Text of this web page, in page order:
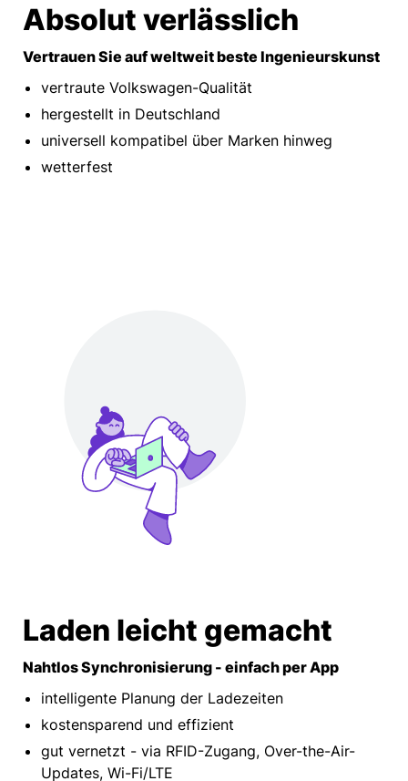
Absolut verlässlich
Vertrauen Sie auf weltweit beste Ingenieurskunst
vertraute Volkswagen-Qualität
hergestellt in Deutschland
universell kompatibel über Marken hinweg
wetterfest
Laden leicht gemacht
Nahtlos Synchronisierung - einfach per App
intelligente Planung der Ladezeiten
kostensparend und effizient
gut vernetzt - via RFID-Zugang, Over-the-Air-
Updates, Wi-Fi/LTE